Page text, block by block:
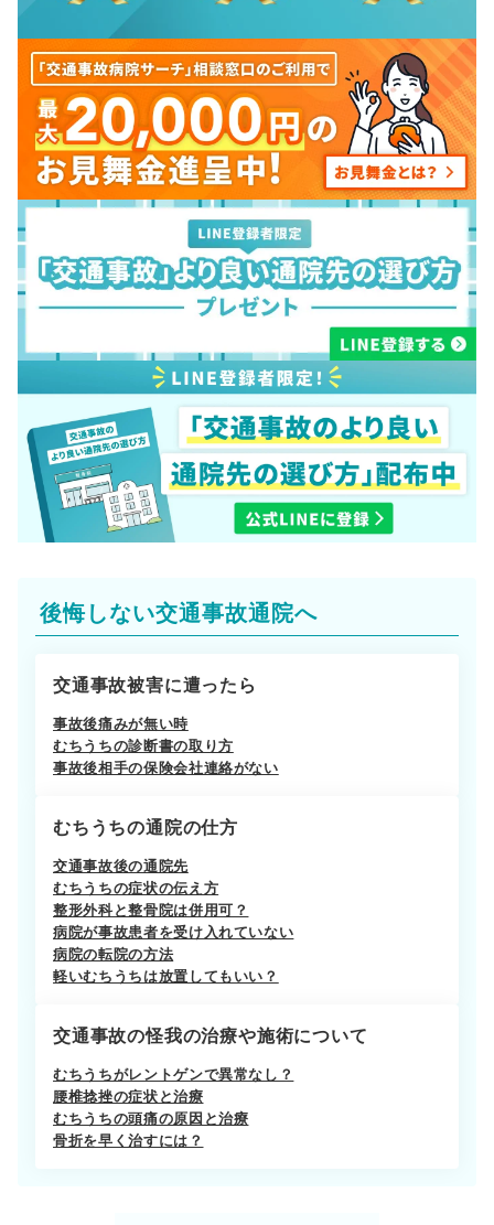
後悔しない交通事故通院へ
交通事故被害に遭ったら
事故後痛みが無い時
むちうちの診断書の取り方
事故後相手の保険会社連絡がない
むちうちの通院の仕方
交通事故後の通院先
むちうちの症状の伝え方
整形外科と整骨院は併用可？
病院が事故患者を受け入れていない
病院の転院の方法
軽いむちうちは放置してもいい？
交通事故の怪我の治療や施術について
むちうちがレントゲンで異常なし？
腰椎捻挫の症状と治療
むちうちの頭痛の原因と治療
骨折を早く治すには？